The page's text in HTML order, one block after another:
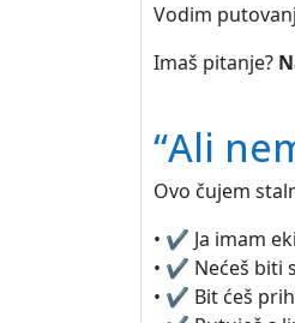
Vodim
Imaš pitanje?
“Ali
Ovo čujem
• ✔️ Ja imam
• ✔️ Nećeš biti
• ✔️ Bit ćeš